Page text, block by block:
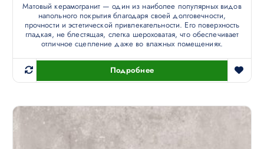
Матовый керамогранит — один из наиболее популярных видов
напольного покрытия благодаря своей долговечности,
прочности и эстетической привлекательности. Его поверхность
гладкая, не блестящая, слегка шероховатая, что обеспечивает
отличное сцепление даже во влажных помещениях.
Подробнее